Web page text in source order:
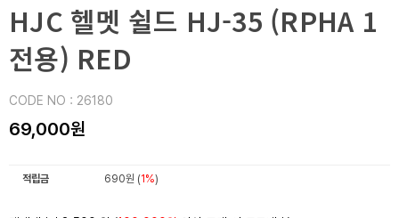
HJC 헬멧 쉴드 HJ-35 (RPHA 1
전용) RED
CODE NO : 26180
69,000원
적립금 690원 (1%)